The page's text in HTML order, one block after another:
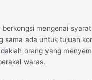
berkongsi mengenai
sama ada untuk tujuan
orang yang
waras.